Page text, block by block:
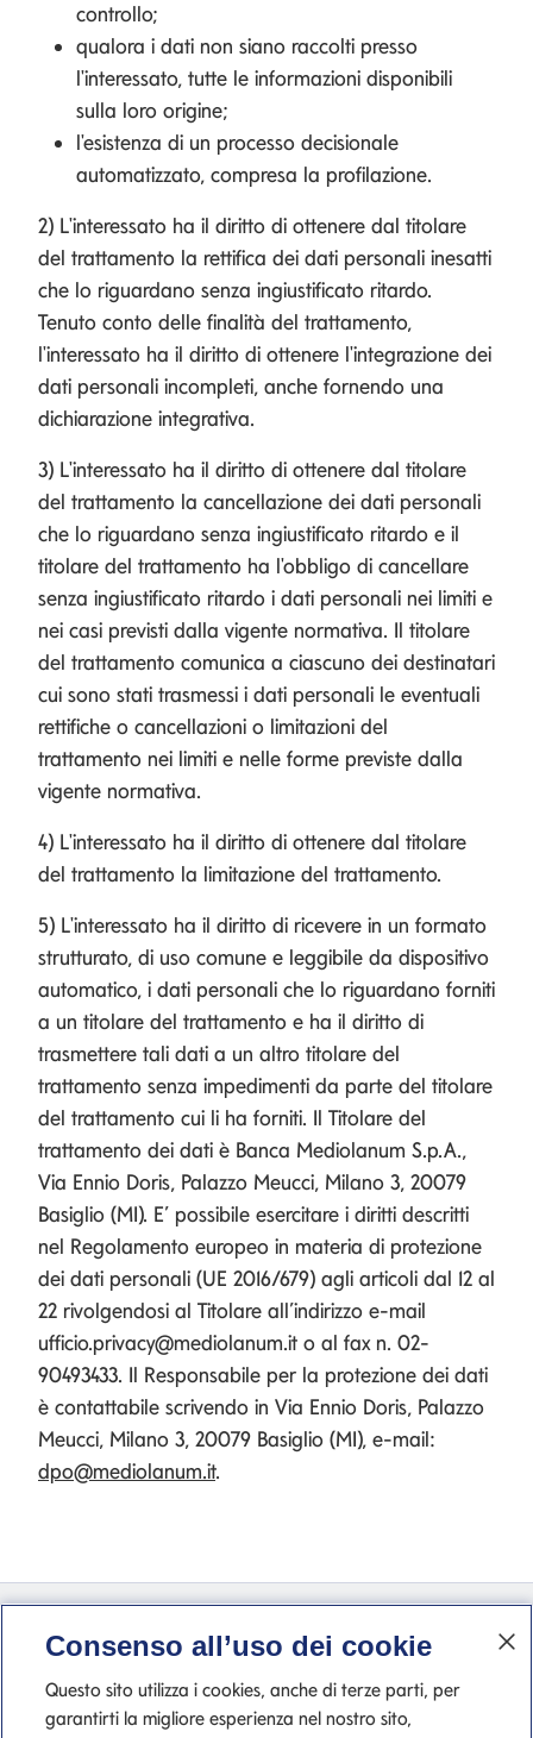
controllo;
qualora i dati non siano raccolti presso
l'interessato, tutte le informazioni disponibili
sulla loro origine;
l'esistenza di un processo decisionale
automatizzato, compresa la profilazione.
2) L'interessato ha il diritto di ottenere dal titolare
del trattamento la rettifica dei dati personali inesatti
che lo riguardano senza ingiustificato ritardo.
Tenuto conto delle finalità del trattamento,
l'interessato ha il diritto di ottenere l'integrazione dei
dati personali incompleti, anche fornendo una
dichiarazione integrativa.
3) L'interessato ha il diritto di ottenere dal titolare
del trattamento la cancellazione dei dati personali
che lo riguardano senza ingiustificato ritardo e il
titolare del trattamento ha l'obbligo di cancellare
senza ingiustificato ritardo i dati personali nei limiti e
nei casi previsti dalla vigente normativa. Il titolare
del trattamento comunica a ciascuno dei destinatari
cui sono stati trasmessi i dati personali le eventuali
rettifiche o cancellazioni o limitazioni del
trattamento nei limiti e nelle forme previste dalla
vigente normativa.
4) L'interessato ha il diritto di ottenere dal titolare
del trattamento la limitazione del trattamento.
5) L'interessato ha il diritto di ricevere in un formato
strutturato, di uso comune e leggibile da dispositivo
automatico, i dati personali che lo riguardano forniti
a un titolare del trattamento e ha il diritto di
trasmettere tali dati a un altro titolare del
trattamento senza impedimenti da parte del titolare
del trattamento cui li ha forniti. Il Titolare del
trattamento dei dati è Banca Mediolanum S.p.A.,
Via Ennio Doris, Palazzo Meucci, Milano 3, 20079
Basiglio (MI). E’ possibile esercitare i diritti descritti
nel Regolamento europeo in materia di protezione
dei dati personali (UE 2016/679) agli articoli dal 12 al
22 rivolgendosi al Titolare all’indirizzo e-mail
ufficio.privacy@mediolanum.it o al fax n. 02-
90493433. Il Responsabile per la protezione dei dati
è contattabile scrivendo in Via Ennio Doris, Palazzo
Meucci, Milano 3, 20079 Basiglio (MI), e-mail:
dpo@mediolanum.it.
Contatti
Accessibilità
Consenso all’uso dei cookie
Questo sito utilizza i cookies, anche di terze parti, per
garantirti la migliore esperienza nel nostro sito,